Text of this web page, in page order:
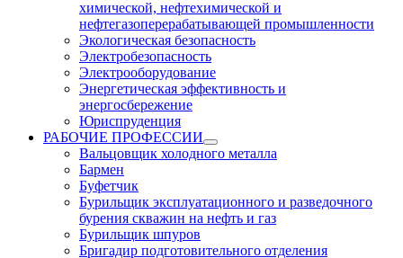
химической, нефтехимической и
нефтегазоперерабатывающей промышленности
Экологическая безопасность
Электробезопасность
Электрооборудование
Энергетическая эффективность и
энергосбережение
Юриспруденция
РАБОЧИЕ ПРОФЕССИИ
Вальцовщик холодного металла
Бармен
Буфетчик
Бурильщик эксплуатационного и разведочного
бурения скважин на нефть и газ
Бурильщик шпуров
Бригадир подготовительного отделения